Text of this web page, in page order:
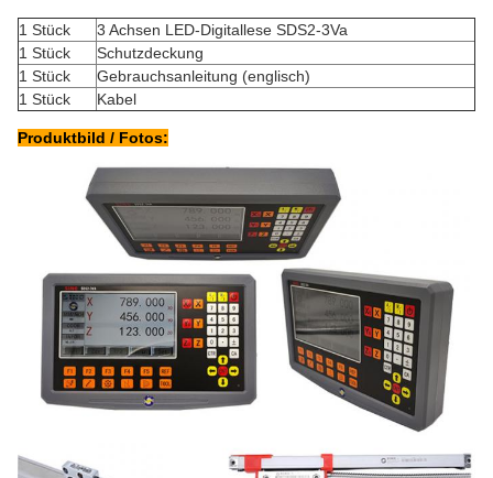
1 Stück
3 Achsen LED-Digitallese SDS2-3Va
1 Stück
Schutzdeckung
1 Stück
Gebrauchsanleitung (englisch)
1 Stück
Kabel
Produktbild / Fotos: